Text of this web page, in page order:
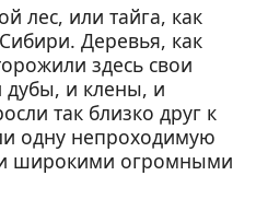
лес, или тайга, как
Деревья, как
здесь свои
дубы, и клены, и
так близко друг к
одну непроходимую
широкими огромными